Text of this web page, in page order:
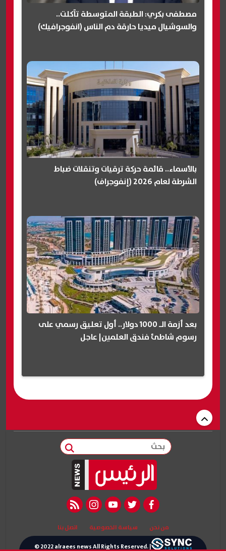
مصطفى بكري: الطبقة المتوسطة تآكلت..
والسوشيال ميديا حارقة دم الناس (انفوجرافيك)
بالأسماء.. قائمة حركة ترقيات وتنقلات ضباط
الشرطة لعام 2026 (إنفوجراف)
بعد أزمة الـ 1000 دولار.. أول تعليق رسمي على
رسوم شاطئ فندق العلمين| عاجل
بحث
facebook
twitter
youtube
instagram
rss feed
من نحن سياسة الخصوصية اتصل بنا
© 2022 alraees news All Rights Reserved. |